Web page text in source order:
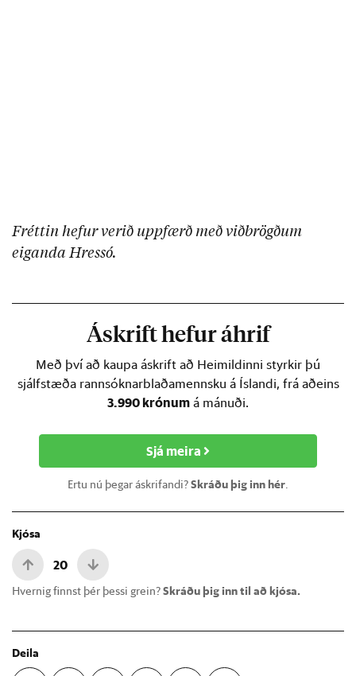
Fréttin hefur verið uppfærð með viðbrögðum
eiganda Hressó.
Áskrift hefur áhrif
Með því að kaupa áskrift að Heimildinni styrkir þú
sjálfstæða rannsóknarblaðamennsku á Íslandi, frá aðeins
3.990 krónum á mánuði.
Sjá meira
Ertu nú þegar áskrifandi?Skráðu þig inn hér.
Kjósa
20
Hvernig finnst þér þessi grein?Skráðu þig inn til að kjósa.
Deila